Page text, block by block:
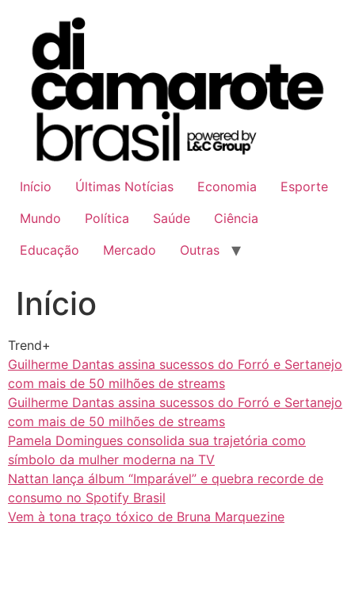
conteúdo
Início Últimas Notícias Economia
Esporte
Mundo
Política Saúde
Ciência
Educação
Mercado Outras
Início
Trend+
Guilherme Dantas assina sucessos do Forró e Sertanejo
com mais de 50 milhões de streams
Guilherme Dantas assina sucessos do Forró e Sertanejo
com mais de 50 milhões de streams
Pamela Domingues consolida sua trajetória como
símbolo da mulher moderna na TV
Nattan lança álbum “Imparável” e quebra recorde de
consumo no Spotify Brasil
Vem à tona traço tóxico de Bruna Marquezine